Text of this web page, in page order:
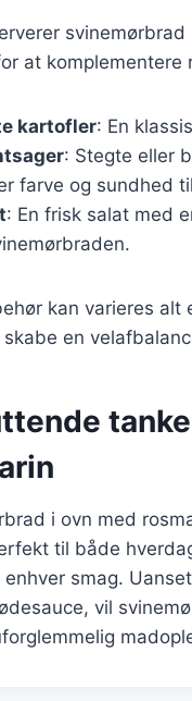
at komplementere
kartofler: En
: Stegte eller
farve og sundhed
: En frisk salat med
kan varieres
en
i ovn med
til både
enhver smag.
vil